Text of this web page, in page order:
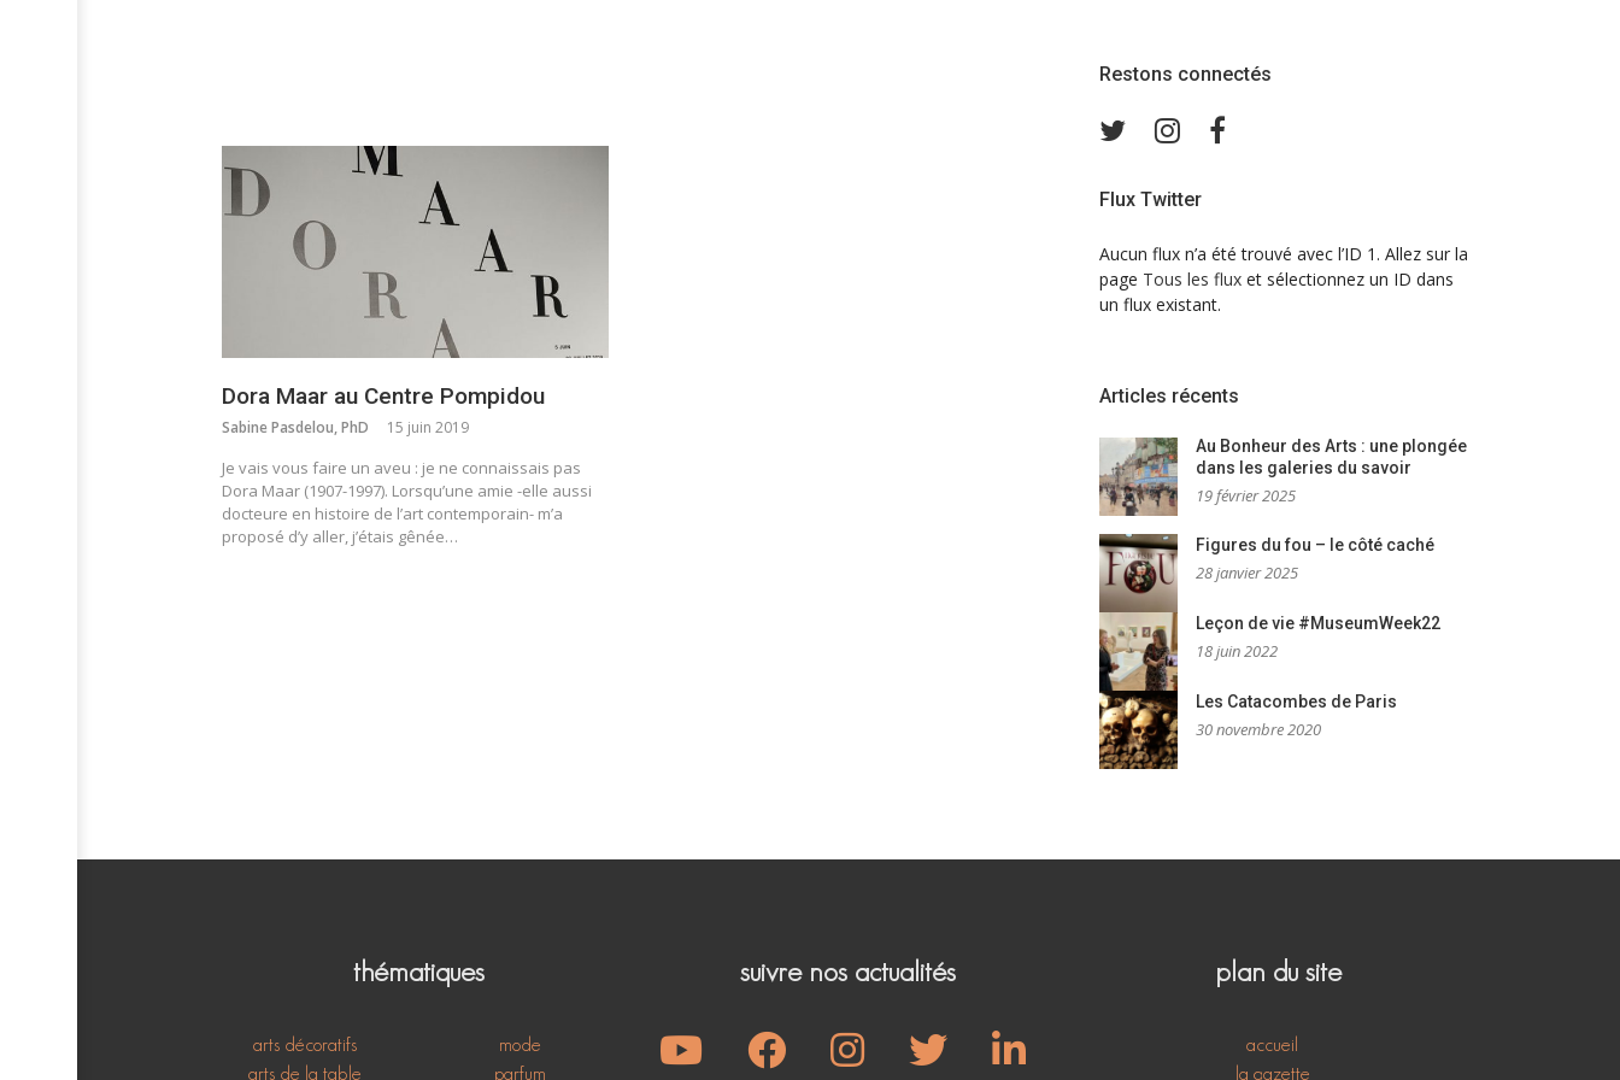
Dora Maar au Centre Pompidou
Sabine Pasdelou, PhD 15 juin 2019
Je vais vous faire un aveu : je ne connaissais pas
Dora Maar (1907-1997). Lorsqu’une amie -elle aussi
docteure en histoire de l’art contemporain- m’a
proposé d’y aller, j’étais gênée…
Restons connectés
TwitterInstagram
Flux Twitter
Aucun flux n’a été trouvé avec l’ID 1. Allez sur la
page Tous les flux et sélectionnez un ID dans
un flux existant.
Articles récents
Au Bonheur des Arts : une plongée
dans les galeries du savoir
19 février 2025
Figures du fou – le côté caché
28 janvier 2025
Leçon de vie #MuseumWeek22
18 juin 2022
Les Catacombes de Paris
30 novembre 2020
thématiques
arts décoratifs
arts de la table
mode
parfum
suivre nos actualités plan du site
accueil
la gazette